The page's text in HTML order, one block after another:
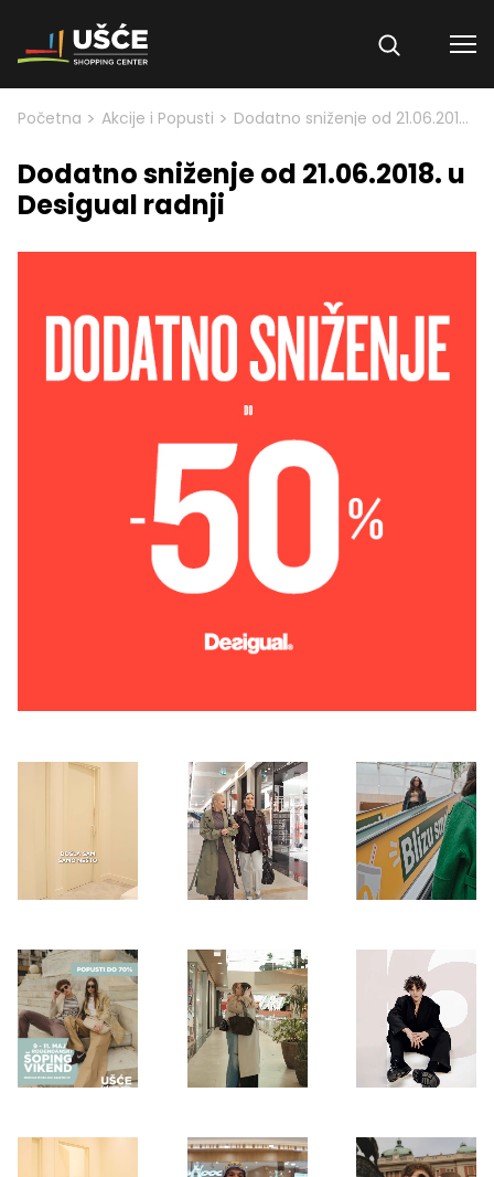
Skip to content
Početna > Akcije i Popusti > Dodatno sniženje od 21.06.2018. u Desigual radnji
Dodatno sniženje od 21.06.2018. u
Desigual radnji